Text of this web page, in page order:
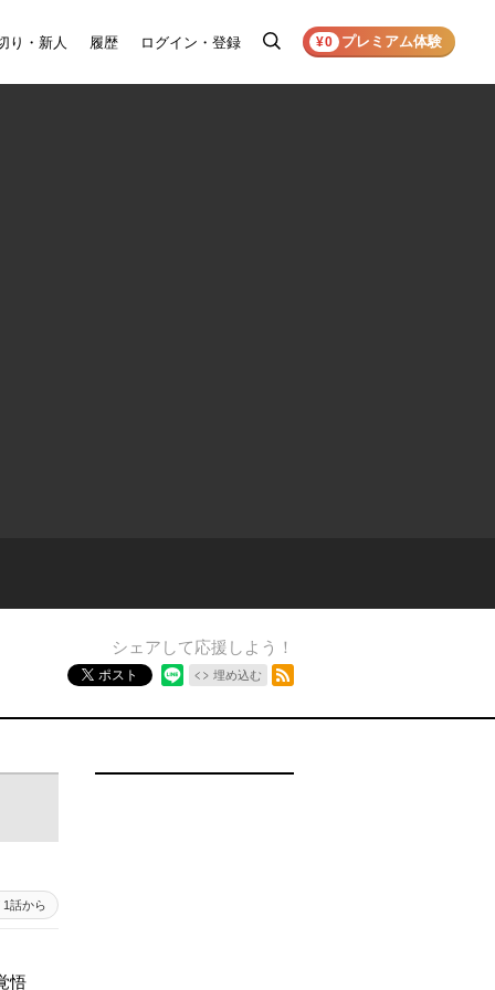
り・新人 履歴 ログイン・登録
検
¥0 プレミアム体験
シェアして応援しよう！
ポスト 埋め込む
1話から
悟